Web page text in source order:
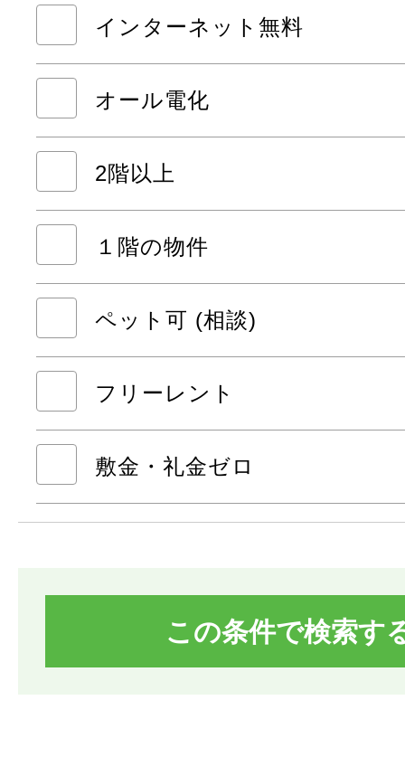
インターネット無料
オール電化
2階以上
１階の物件
ペット可 (相談)
フリーレント
敷金・礼金ゼロ